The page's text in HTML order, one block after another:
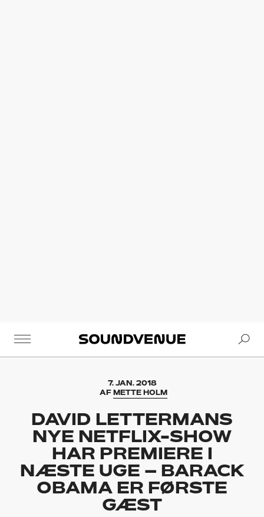
Soundvenue
7. JAN. 2018
AF METTE HOLM
DAVID LETTERMANS
NYE NETFLIX-SHOW
HAR PREMIERE I
NÆSTE UGE – BARACK
OBAMA ER FØRSTE
GÆST